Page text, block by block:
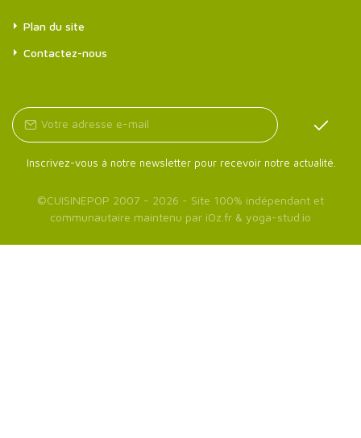
Plan du site
Contactez-nous
Inscrivez-vous à notre newsletter pour recevoir notre actualité.
©CUISINEPOP 2007 - 2026 - Site 100% indépendant et
communautaire maintenu par iOz.fr & yoga-stud.io